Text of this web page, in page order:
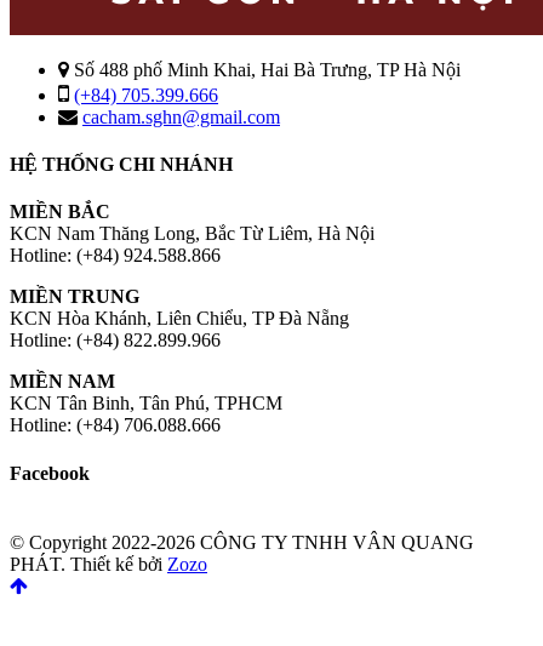
Số 488 phố Minh Khai, Hai Bà Trưng, TP Hà Nội
(+84) 705.399.666
cacham.sghn@gmail.com
HỆ THỐNG CHI NHÁNH
MIỀN BẮC
KCN Nam Thăng Long, Bắc Từ Liêm, Hà Nội
Hotline: (+84) 924.588.866
MIỀN TRUNG
KCN Hòa Khánh, Liên Chiểu, TP Đà Nẵng
Hotline: (+84) 822.899.966
MIỀN NAM
KCN Tân Binh, Tân Phú, TPHCM
Hotline: (+84) 706.088.666
Facebook
© Copyright 2022-2026 CÔNG TY TNHH VÂN QUANG
PHÁT. Thiết kế bởi Zozo